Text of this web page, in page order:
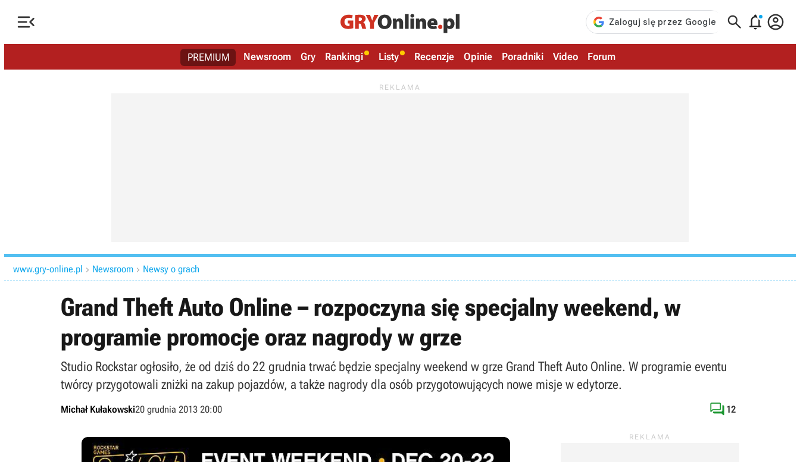
   
PREMIUM Newsroom Gry Rankingi Listy Recenzje Opinie Poradniki Video Forum
www.gry-online.pl  Newsroom  Newsy o grach
Grand Theft Auto Online – rozpoczyna się specjalny weekend, w
programie promocje oraz nagrody w grze
Studio Rockstar ogłosiło, że od dziś do 22 grudnia trwać będzie specjalny weekend w grze Grand Theft Auto Online. W programie eventu
twórcy przygotowali zniżki na zakup pojazdów, a także nagrody dla osób przygotowujących nowe misje w edytorze.
Michał Kułakowski20 grudnia 2013 20:00  12